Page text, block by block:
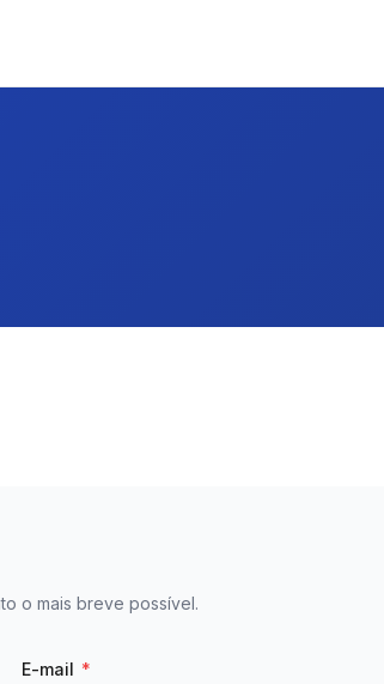
o mais breve possível.
E-mail *